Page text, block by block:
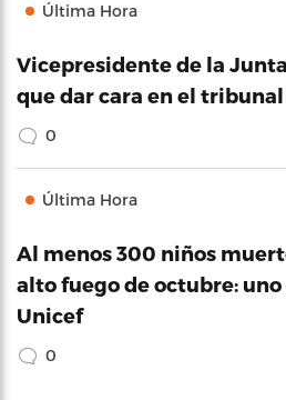
Última Hora
Vicepresidente de la
que dar cara en el
0
Última Hora
Al menos 300 niños
alto fuego de octubre: uno
Unicef
0